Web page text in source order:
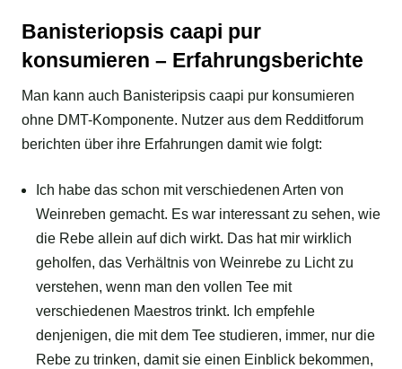
Banisteriopsis caapi pur
konsumieren – Erfahrungsberichte
Man kann auch Banisteripsis caapi pur konsumieren
ohne DMT-Komponente. Nutzer aus dem Redditforum
berichten über ihre Erfahrungen damit wie folgt:
Ich habe das schon mit verschiedenen Arten von
Weinreben gemacht. Es war interessant zu sehen, wie
die Rebe allein auf dich wirkt. Das hat mir wirklich
geholfen, das Verhältnis von Weinrebe zu Licht zu
verstehen, wenn man den vollen Tee mit
verschiedenen Maestros trinkt. Ich empfehle
denjenigen, die mit dem Tee studieren, immer, nur die
Rebe zu trinken, damit sie einen Einblick bekommen,